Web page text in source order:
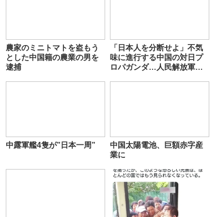
農家のミニトマトを盗もう
とした中国籍の農業の男を
逮捕
「日本人を分断せよ」不気
味に進行する中国の対日プ
ロパガンダ…人民解放軍・
中露軍艦4隻が”日本一周”
中国太陽電池、巨額赤字産
業に